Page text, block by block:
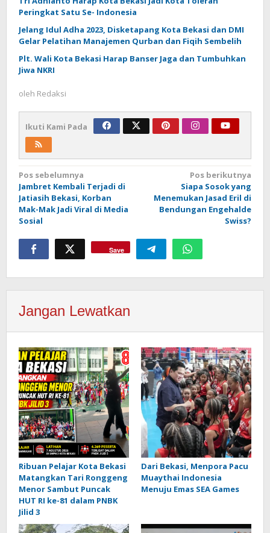
Peringkat Satu Se- Indonesia
Jelang Idul Adha 2023, Disketapang Kota Bekasi dan DMI
Gelar Pelatihan Manajemen Qurban dan Fiqih Sembelih
Plt. Wali Kota Bekasi Harap Banser Jaga dan Tumbuhkan
Jiwa NKRI
oleh Redaksi
Ikuti Kami Pada
Navigasi
pos
Pos sebelumnya
Jambret Kembali Terjadi di
Jatiasih Bekasi, Korban
Mak-Mak Jadi Viral di Media
Sosial
Pos berikutnya
Siapa Sosok yang
Menemukan Jasad Eril di
Bendungan Engehalde
Swiss?
Save
Jangan Lewatkan
Ribuan Pelajar Kota Bekasi
Matangkan Tari Ronggeng
Menor Sambut Puncak
HUT RI ke-81 dalam PNBK
Jilid 3
Dari Bekasi, Menpora Pacu
Muaythai Indonesia
Menuju Emas SEA Games